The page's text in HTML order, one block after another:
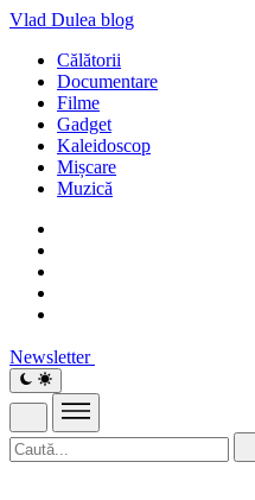
Vlad Dulea blog
Călătorii
Documentare
Filme
Gadget
Kaleidoscop
Mișcare
Muzică
Newsletter